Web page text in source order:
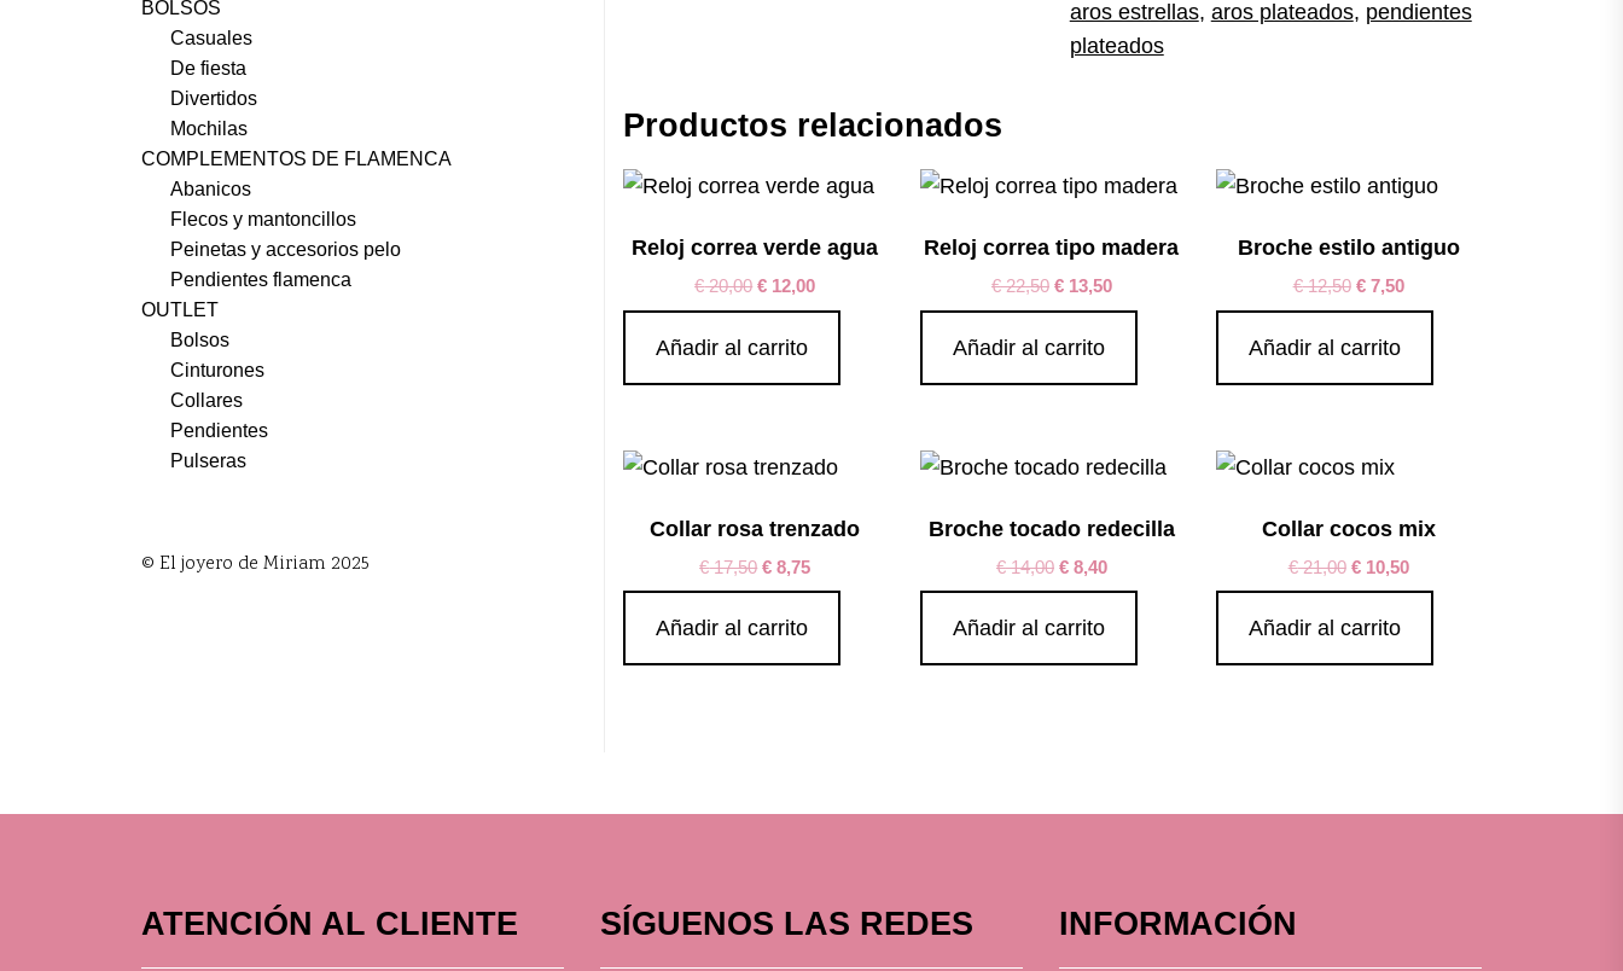
aros estrellas, aros plateados, pendientes
plateados
Productos relacionados
Reloj correa verde agua
€20,00 € 12,00
Añadir al carrito
Reloj correa tipo madera
€22,50 €13,50
Añadir al carrito
Broche estilo antiguo
€12,50 €7,50
Añadir al carrito
Collar rosa trenzado
€17,50 € 8,75
Añadir al carrito
Broche tocado redecilla
€14,00 €8,40
Añadir al carrito
Collar cocos mix
€21,00 €10,50
Añadir al carrito
BOLSOS
Casuales
De fiesta
Divertidos
Mochilas
COMPLEMENTOS DE FLAMENCA
Abanicos
Flecos y mantoncillos
Peinetas y accesorios pelo
Pendientes flamenca
OUTLET
Bolsos
Cinturones
Collares
Pendientes
Pulseras
© El joyero de Miriam 2025
ATENCIÓN AL CLIENTE SÍGUENOS LAS REDES INFORMACIÓN